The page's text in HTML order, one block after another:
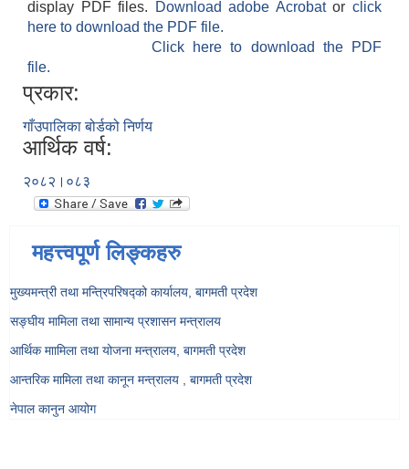
display PDF files.
Download adobe Acrobatorclick
here to download the PDF file.
Click here to download the PDF
file.
प्रकार:
गाँउपालिका बोर्डको निर्णय
आर्थिक वर्ष:
२०८२।०८३
महत्त्वपूर्ण लिङ्कहरु
मुख्यमन्त्री तथा मन्त्रिपरिषद्को कार्यालय, बागमती प्रदेश
सङ्‍घीय मामिला तथा सामान्य प्रशासन मन्त्रालय
आर्थिक माामिला तथा योजना मन्त्रालय, बागमती प्रदेश
आन्तरिक मामिला तथा कानून मन्त्रालय , बागमती प्रदेश
नेपाल कानुन आयोग